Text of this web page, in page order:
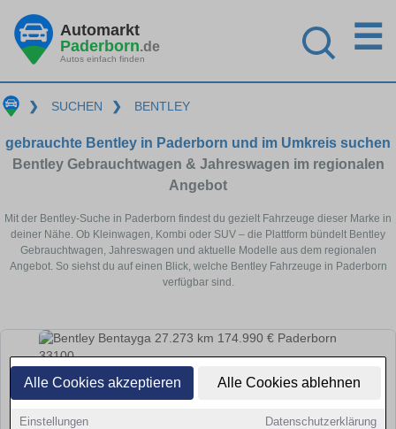
Alle Cookies akzeptieren Alle Cookies ablehnen
Einstellungen Datenschutzerklärung
Automarkt
Paderborn.de
Autos einfach finden
☰
❯ SUCHEN ❯ BENTLEY
gebrauchte Bentley in Paderborn und im Umkreis suchen
Bentley Gebrauchtwagen & Jahreswagen im regionalen
Angebot
Mit der Bentley-Suche in Paderborn findest du gezielt Fahrzeuge dieser Marke in
deiner Nähe. Ob Kleinwagen, Kombi oder SUV – die Plattform bündelt Bentley
Gebrauchtwagen, Jahreswagen und aktuelle Modelle aus dem regionalen
Angebot. So siehst du auf einen Blick, welche Bentley Fahrzeuge in Paderborn
verfügbar sind.